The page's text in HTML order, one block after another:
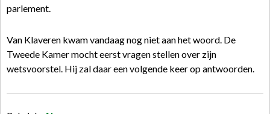
parlement.
Van Klaveren kwam vandaag nog niet aan het woord. De
Tweede Kamer mocht eerst vragen stellen over zijn
wetsvoorstel. Hij zal daar een volgende keer op antwoorden.